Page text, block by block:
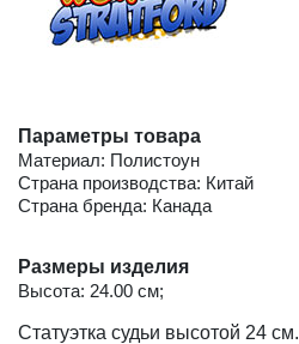
Параметры товара
Материал: Полистоун
Страна производства: Китай
Страна бренда: Канада
Размеры изделия
Высота: 24.00 см;
Статуэтка судьи высотой 24 см.